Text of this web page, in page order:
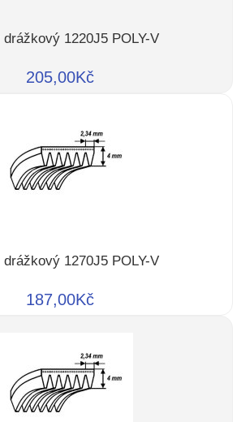
drážkový 1220J5 POLY-V
205,00Kč
drážkový 1270J5 POLY-V
187,00Kč